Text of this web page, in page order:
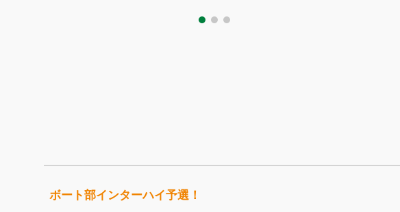
ボート部インターハイ予選！